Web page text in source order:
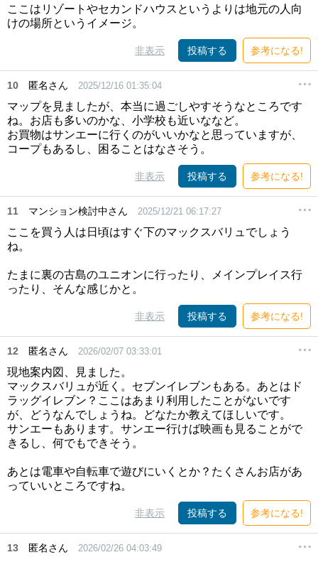
ここはリゾートやセカンドハウスというよりは地元の人向
けの場所というイメージ。
非表示 投稿する 参考になる!
10 匿名さん 2025/12/16 01:35:04
マップを見ましたが、本当に過ごしやすそうなところです
ね。お店も多いのかな、小学校も近いななど。
お買物はサンエーに行くのがいいかなと思っていますが、
コープもあるし、困ることはなさそう。
非表示 投稿する 参考になる!
11 マンション検討中さん 2025/12/21 06:17:27
ここを買う人は日頃はすぐ下のマックスバリュでしょう
ね。
たまに裏の古島のユニオンに行ったり、メインプレイス行
ったり、そんな感じかと。
非表示 投稿する 参考になる!
12 匿名さん 2026/02/07 03:33:01
現地案内図、見ました。
マックスバリュが近く。セブンイレブンもある。あとはド
ラッグイレブン？ここはあまり利用したことがないです
が、どうなんでしょうね。どなたか教えてほしいです。
サンエーもあります。サンエー行けば映画も見ることがで
きるし、何でもできそう。
あとは電車や自転車で遊びにいくとか？たくさんお店があ
っていいところですね。
非表示 投稿する 参考になる!
13 匿名さん 2026/02/26 04:03:49